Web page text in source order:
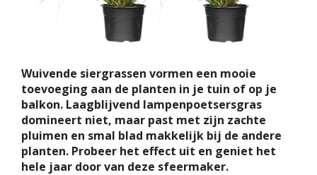
Wuivende siergrassen vormen een mooie
toevoeging aan de planten in je tuin of op je
balkon. Laagblijvend lampenpoetsersgras
domineert niet, maar past met zijn zachte
pluimen en smal blad makkelijk bij de andere
planten. Probeer het effect uit en geniet het
hele jaar door van deze sfeermaker.